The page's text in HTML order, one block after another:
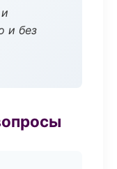
и без